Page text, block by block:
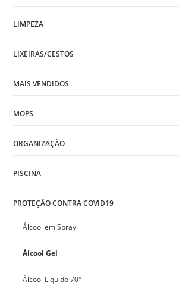
LIMPEZA
LIXEIRAS/CESTOS
MAIS VENDIDOS
MOPS
ORGANIZAÇÃO
PISCINA
PROTEÇÃO CONTRA COVID19
Álcool em Spray
Álcool Gel
Álcool Liquido 70°